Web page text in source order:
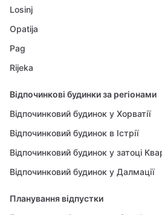
Losinj
Opatija
Pag
Rijeka
Відпочинкові будинки за регіонами
Відпочинковий будинок у Хорватії
Відпочинковий будинок в Істрії
Відпочинковий будинок у затоці
Відпочинковий будинок у Далмації
Планування відпустки